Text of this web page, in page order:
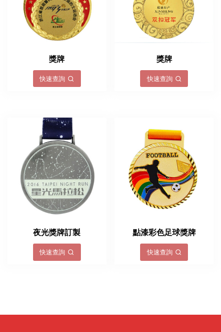
獎牌
快速查詢
獎牌
快速查詢
夜光獎牌訂製
快速查詢
點漆彩色足球獎牌
快速查詢